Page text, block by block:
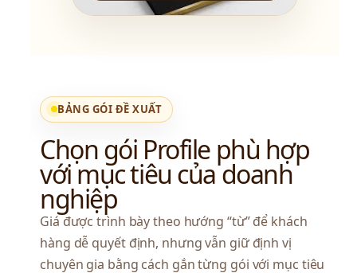
BẢNG GÓI ĐỀ XUẤT
Chọn gói Profile phù hợp
với mục tiêu của doanh
nghiệp
Giá được trình bày theo hướng “từ” để khách
hàng dễ quyết định, nhưng vẫn giữ định vị
chuyên gia bằng cách gắn từng gói với mục tiêu